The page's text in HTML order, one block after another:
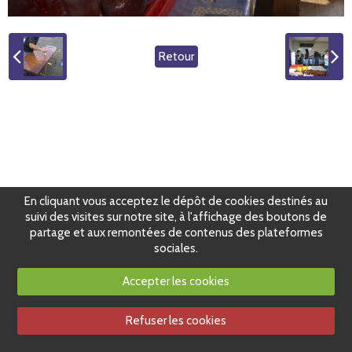
Retour
En cliquant vous acceptez le dépôt de cookies destinés au
suivi des visites sur notre site, à l'affichage des boutons de
partage et aux remontées de contenus des plateformes
sociales.
Accepter les cookies
Refuser les cookies